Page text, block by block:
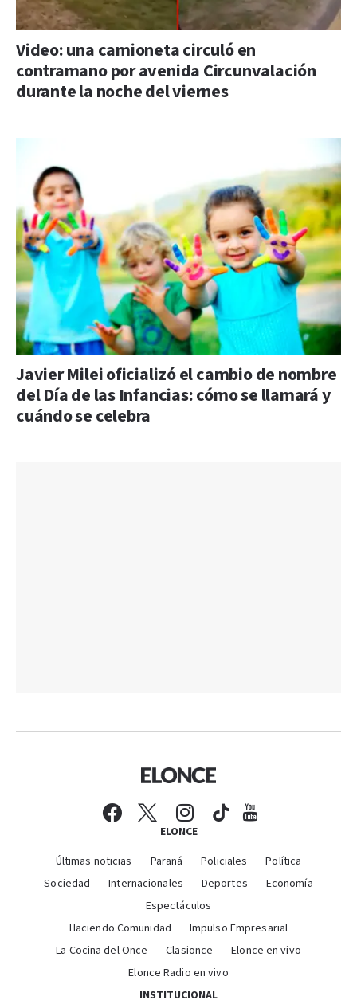
Video: una camioneta circuló en
contramano por avenida Circunvalación
durante la noche del viernes
Javier Milei oficializó el cambio de nombre
del Día de las Infancias: cómo se llamará y
cuándo se celebra
ELONCE
Últimas noticias Paraná Policiales
Política
Sociedad
Internacionales Deportes
Economía
Espectáculos
Haciendo Comunidad
Impulso Empresarial
La Cocina del Once
Clasionce
Elonce en vivo
Elonce Radio en vivo
INSTITUCIONAL